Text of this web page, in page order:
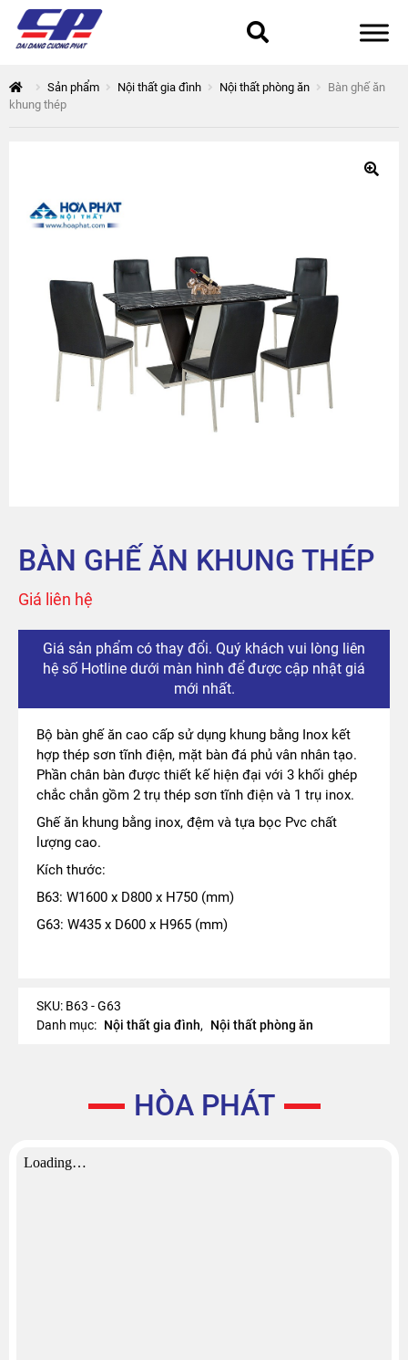
Chính sách bảo mật
Giỏ hàng
Giới thiệu
Hòa Phát
Liên hệ
Thanh toán
Đỉnh Phú
Sản phẩm Nội thất gia đình Nội thất phòng ăn
Bàn ghế ăn
khung thép
BÀN GHẾ ĂN KHUNG THÉP
Giá liên hệ
Giá sản phẩm có thay đổi. Quý khách vui lòng liên
hệ số Hotline dưới màn hình để được cập nhật giá
mới nhất.
Bộ bàn ghế ăn cao cấp sử dụng khung bằng Inox kết
hợp thép sơn tĩnh điện, mặt bàn đá phủ vân nhân tạo.
Phần chân bàn được thiết kế hiện đại với 3 khối ghép
chắc chắn gồm 2 trụ thép sơn tĩnh điện và 1 trụ inox.
Ghế ăn khung bằng inox, đệm và tựa bọc Pvc chất
lượng cao.
Kích thước:
B63: W1600 x D800 x H750 (mm)
G63: W435 x D600 x H965 (mm)
SKU: B63 - G63
Danh mục: Nội thất gia đình, Nội thất phòng ăn
HÒA PHÁT